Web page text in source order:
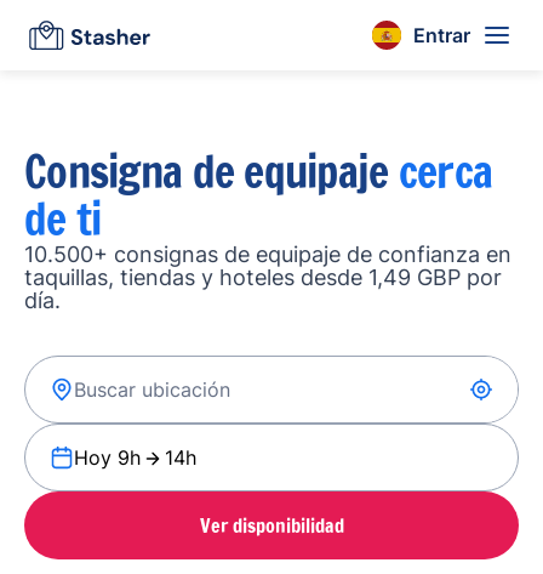
Entrar
Consigna de equipajecerca
de ti
10.500+ consignas de equipaje de confianza en
taquillas, tiendas y hoteles desde 1,49 GBP por
día.
Hoy 9h 14h
Ver disponibilidad